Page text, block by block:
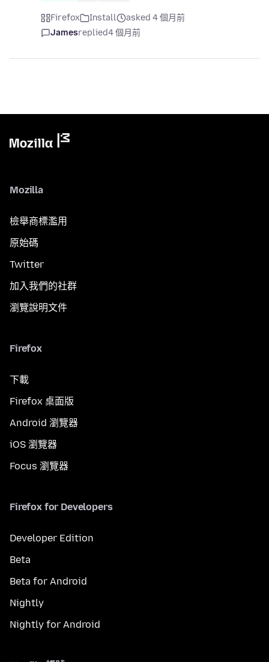
Firefox Install
asked 4 個月前
Jamesreplied4 個月前
Mozilla
檢舉商標濫用
原始碼
Twitter
加入我們的社群
瀏覽說明文件
Firefox
下載
Firefox 桌面版
Android 瀏覽器
iOS 瀏覽器
Focus 瀏覽器
Firefox for Developers
Developer Edition
Beta
Beta for Android
Nightly
Nightly for Android